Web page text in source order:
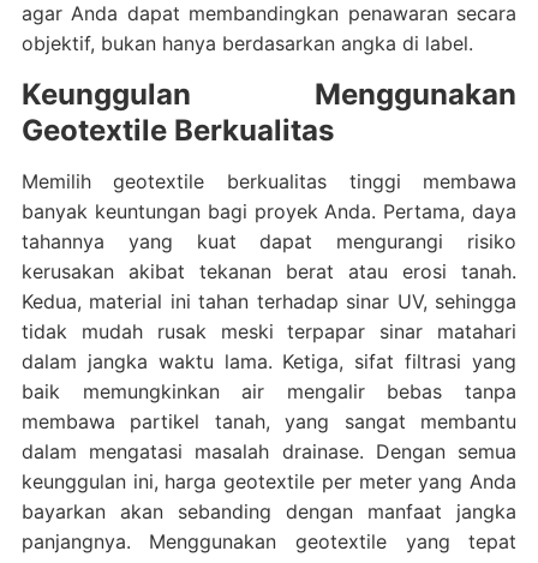
agar Anda dapat membandingkan penawaran secara
objektif, bukan hanya berdasarkan angka di label.
Keunggulan Menggunakan
Geotextile Berkualitas
Memilih geotextile berkualitas tinggi membawa
banyak keuntungan bagi proyek Anda. Pertama, daya
tahannya yang kuat dapat mengurangi risiko
kerusakan akibat tekanan berat atau erosi tanah.
Kedua, material ini tahan terhadap sinar UV, sehingga
tidak mudah rusak meski terpapar sinar matahari
dalam jangka waktu lama. Ketiga, sifat filtrasi yang
baik memungkinkan air mengalir bebas tanpa
membawa partikel tanah, yang sangat membantu
dalam mengatasi masalah drainase. Dengan semua
keunggulan ini, harga geotextile per meter yang Anda
bayarkan akan sebanding dengan manfaat jangka
panjangnya. Menggunakan geotextile yang tepat